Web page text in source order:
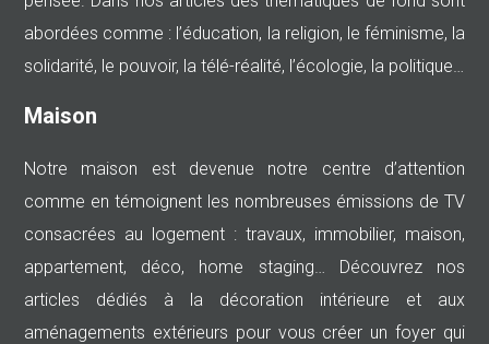
abordées comme : l’éducation, la religion, le féminisme, la
solidarité, le pouvoir, la télé-réalité, l’écologie, la politique…
Maison
Notre maison est devenue notre centre d’attention
comme en témoignent les nombreuses émissions de TV
consacrées au logement : travaux, immobilier, maison,
appartement, déco, home staging… Découvrez nos
articles dédiés à la décoration intérieure et aux
aménagements extérieurs pour vous créer un foyer qui